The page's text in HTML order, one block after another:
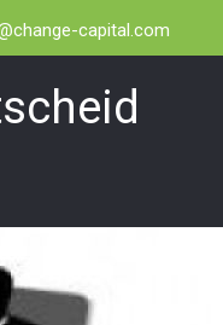
capital.com